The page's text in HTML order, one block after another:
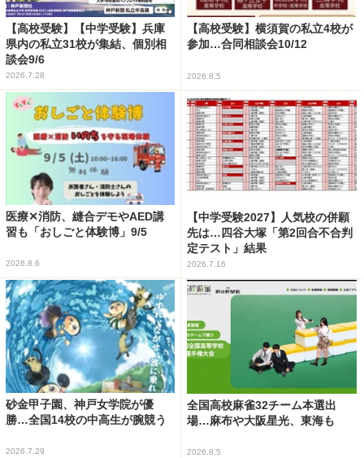
【高校受験】【中学受験】兵庫
県内の私立31校が集結、個別相
談会9/6
2026.7.28
【高校受験】横須賀の私立4校が
参加…合同相談会10/12
2026.8.5
医療✕消防、縫合デモやAED講
習も「おしごと体験博」9/5
2026.8.6
【中学受験2027】人気校の併願
先は…四谷大塚「第2回合不合判
定テスト」結果
2026.7.16
砂金甲子園、神戸女学院が優
勝…全国14校の中高生が腕競う
2026.7.29
全国高校麻雀32チーム本選出
場…麻布や大阪星光、東海も
2026.8.5